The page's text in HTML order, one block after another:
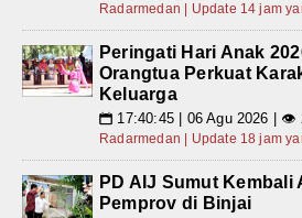
Radarmedan | Update 14 jam
Peringati Hari Anak
Orangtua Perkuat
Keluarga
📅 17:40:45 | 06 Agu 2026 | 👁
Radarmedan | Update 18 jam
PD AIJ Sumut Kembali
Pemprov di Binjai